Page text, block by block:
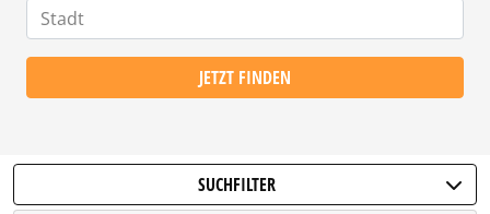
JETZT FINDEN
SUCHFILTER